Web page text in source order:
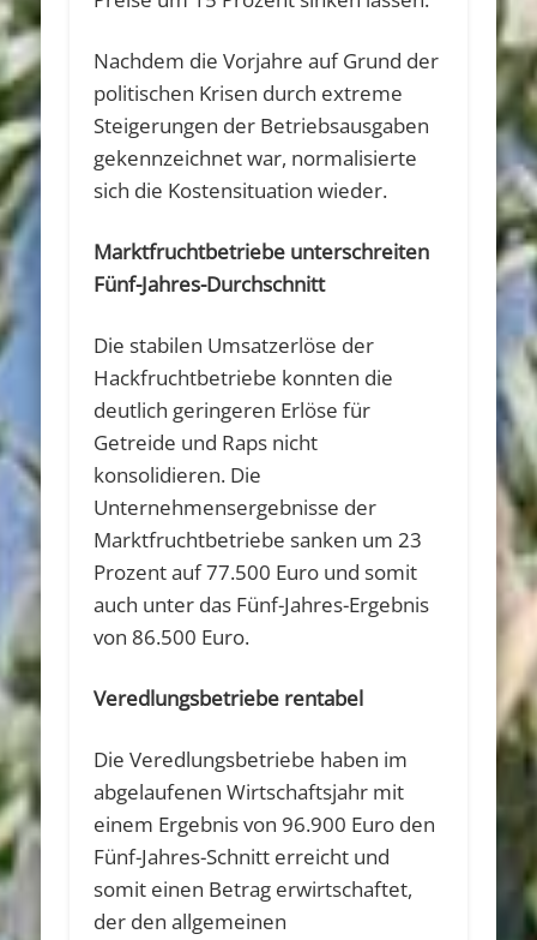
Nachdem die Vorjahre auf Grund der
politischen Krisen durch extreme
Steigerungen der Betriebsausgaben
gekennzeichnet war, normalisierte
sich die Kostensituation wieder.
Marktfruchtbetriebe unterschreiten
Fünf-Jahres-Durchschnitt
Die stabilen Umsatzerlöse der
Hackfruchtbetriebe konnten die
deutlich geringeren Erlöse für
Getreide und Raps nicht
konsolidieren. Die
Unternehmensergebnisse der
Marktfruchtbetriebe sanken um 23
Prozent auf 77.500 Euro und somit
auch unter das Fünf-Jahres-Ergebnis
von 86.500 Euro.
Veredlungsbetriebe rentabel
Die Veredlungsbetriebe haben im
abgelaufenen Wirtschaftsjahr mit
einem Ergebnis von 96.900 Euro den
Fünf-Jahres-Schnitt erreicht und
somit einen Betrag erwirtschaftet,
der den allgemeinen